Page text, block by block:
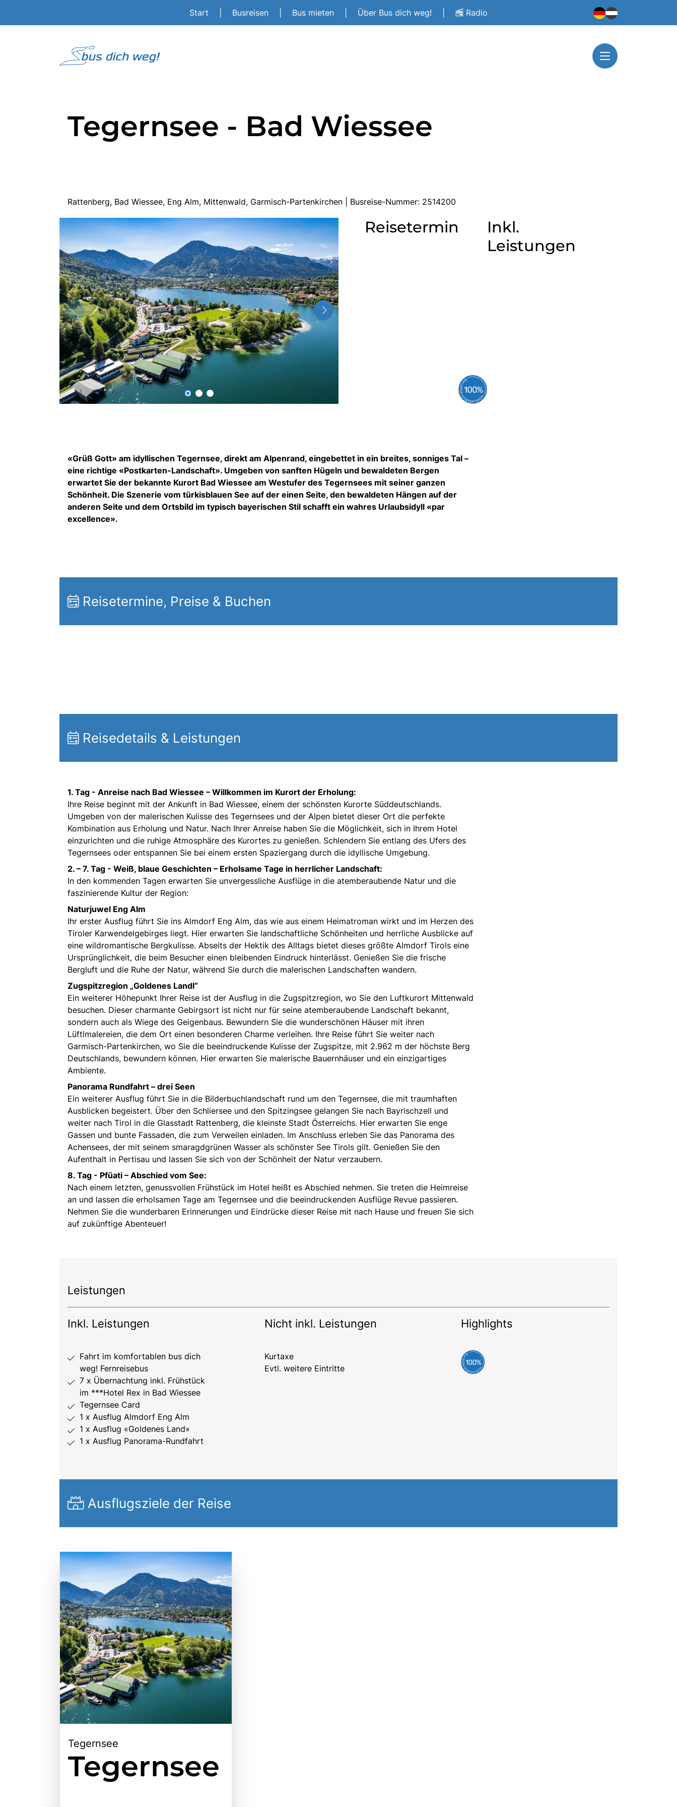
Start Busreisen Bus mieten Über Bus dich weg! Radio
Tegernsee - Bad Wiessee
Rattenberg, Bad Wiessee, Eng Alm, Mittenwald, Garmisch-Partenkirchen | Busreise-Nummer: 2514200
Reisetermin
Inkl.
Leistungen
«Grüß Gott» am idyllischen Tegernsee, direkt am Alpenrand, eingebettet in ein breites, sonniges Tal –
eine richtige «Postkarten-Landschaft». Umgeben von sanften Hügeln und bewaldeten Bergen
erwartet Sie der bekannte Kurort Bad Wiessee am Westufer des Tegernsees mit seiner ganzen
Schönheit. Die Szenerie vom türkisblauen See auf der einen Seite, den bewaldeten Hängen auf der
anderen Seite und dem Ortsbild im typisch bayerischen Stil schafft ein wahres Urlaubsidyll «par
excellence».
Reisetermine, Preise & Buchen
Reisedetails & Leistungen
1. Tag - Anreise nach Bad Wiessee – Willkommen im Kurort der Erholung:
Ihre Reise beginnt mit der Ankunft in Bad Wiessee, einem der schönsten Kurorte Süddeutschlands.
Umgeben von der malerischen Kulisse des Tegernsees und der Alpen bietet dieser Ort die perfekte
Kombination aus Erholung und Natur. Nach Ihrer Anreise haben Sie die Möglichkeit, sich in Ihrem Hotel
einzurichten und die ruhige Atmosphäre des Kurortes zu genießen. Schlendern Sie entlang des Ufers des
Tegernsees oder entspannen Sie bei einem ersten Spaziergang durch die idyllische Umgebung.
2. – 7. Tag - Weiß, blaue Geschichten – Erholsame Tage in herrlicher Landschaft:
In den kommenden Tagen erwarten Sie unvergessliche Ausflüge in die atemberaubende Natur und die
faszinierende Kultur der Region:
Naturjuwel Eng Alm
Ihr erster Ausflug führt Sie ins Almdorf Eng Alm, das wie aus einem Heimatroman wirkt und im Herzen des
Tiroler Karwendelgebirges liegt. Hier erwarten Sie landschaftliche Schönheiten und herrliche Ausblicke auf
eine wildromantische Bergkulisse. Abseits der Hektik des Alltags bietet dieses größte Almdorf Tirols eine
Ursprünglichkeit, die beim Besucher einen bleibenden Eindruck hinterlässt. Genießen Sie die frische
Bergluft und die Ruhe der Natur, während Sie durch die malerischen Landschaften wandern.
Zugspitzregion „Goldenes Landl“
Ein weiterer Höhepunkt Ihrer Reise ist der Ausflug in die Zugspitzregion, wo Sie den Luftkurort Mittenwald
besuchen. Dieser charmante Gebirgsort ist nicht nur für seine atemberaubende Landschaft bekannt,
sondern auch als Wiege des Geigenbaus. Bewundern Sie die wunderschönen Häuser mit ihren
Lüftlmalereien, die dem Ort einen besonderen Charme verleihen. Ihre Reise führt Sie weiter nach
Garmisch-Partenkirchen, wo Sie die beeindruckende Kulisse der Zugspitze, mit 2.962 m der höchste Berg
Deutschlands, bewundern können. Hier erwarten Sie malerische Bauernhäuser und ein einzigartiges
Ambiente.
Panorama Rundfahrt – drei Seen
Ein weiterer Ausflug führt Sie in die Bilderbuchlandschaft rund um den Tegernsee, die mit traumhaften
Ausblicken begeistert. Über den Schliersee und den Spitzingsee gelangen Sie nach Bayrischzell und
weiter nach Tirol in die Glasstadt Rattenberg, die kleinste Stadt Österreichs. Hier erwarten Sie enge
Gassen und bunte Fassaden, die zum Verweilen einladen. Im Anschluss erleben Sie das Panorama des
Achensees, der mit seinem smaragdgrünen Wasser als schönster See Tirols gilt. Genießen Sie den
Aufenthalt in Pertisau und lassen Sie sich von der Schönheit der Natur verzaubern.
8. Tag - Pfüati – Abschied vom See:
Nach einem letzten, genussvollen Frühstück im Hotel heißt es Abschied nehmen. Sie treten die Heimreise
an und lassen die erholsamen Tage am Tegernsee und die beeindruckenden Ausflüge Revue passieren.
Nehmen Sie die wunderbaren Erinnerungen und Eindrücke dieser Reise mit nach Hause und freuen Sie sich
auf zukünftige Abenteuer!
Leistungen
Inkl. Leistungen
Fahrt im komfortablen bus dich
weg! Fernreisebus
7 x Übernachtung inkl. Frühstück
im ***Hotel Rex in Bad Wiessee
Tegernsee Card
1 x Ausflug Almdorf Eng Alm
1 x Ausflug «Goldenes Land»
1 x Ausflug Panorama-Rundfahrt
Nicht inkl. Leistungen
Kurtaxe
Evtl. weitere Eintritte
Highlights
Ausflugsziele der Reise
Tegernsee
Tegernsee